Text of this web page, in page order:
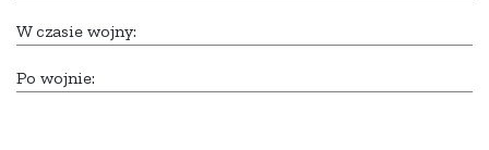
W czasie wojny:
Po wojnie: